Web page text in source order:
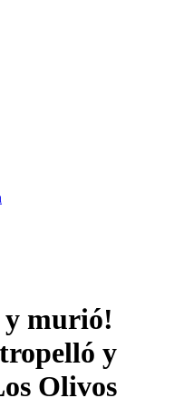
y murió!
y
Olivos